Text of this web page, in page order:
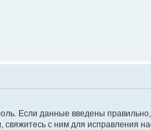
Если данные введены
с ним для исправления